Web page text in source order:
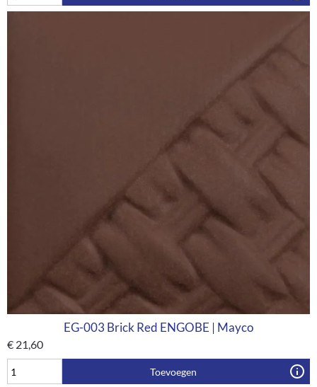
EG-003 Brick Red ENGOBE | Mayco
€ 21,60
Toevoegen